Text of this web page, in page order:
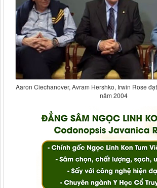
Aaron Ciechanover, Avram Hershko, Irwin Rose
năm 2004